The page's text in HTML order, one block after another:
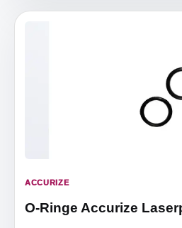
ACCURIZE
O-Ringe Accurize